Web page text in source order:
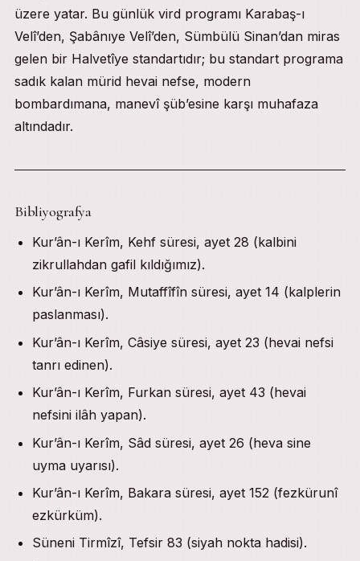
üzere yatar. Bu günlük vird programı Karabaş-ı
Velî’den, Şabânıye Velî’den, Sümbülü Sinan’dan miras
gelen bir Halvetîye standartıdır; bu standart programa
sadık kalan mürid hevai nefse, modern
bombardımana, manevî şüb’esine karşı muhafaza
altındadır.
Bibliyografya
Kur’ân-ı Kerîm, Kehf süresi, ayet 28 (kalbini
zikrullahdan gafil kıldığımız).
Kur’ân-ı Kerîm, Mutaffîfîn süresi, ayet 14 (kalplerin
paslanması).
Kur’ân-ı Kerîm, Câsiye süresi, ayet 23 (hevai nefsi
tanrı edinen).
Kur’ân-ı Kerîm, Furkan süresi, ayet 43 (hevai
nefsini ilâh yapan).
Kur’ân-ı Kerîm, Sâd süresi, ayet 26 (heva sine
uyma uyarısı).
Kur’ân-ı Kerîm, Bakara süresi, ayet 152 (fezkürunî
ezkürküm).
Süneni Tirmîzî, Tefsir 83 (siyah nokta hadisi).